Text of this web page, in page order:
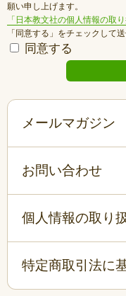
願い申し上げます。
「日本教文社の個人情報の取
「同意する」をチェックして
同意する
メールマガジン
お問い合わせ
個人情報の取り
特定商取引法に